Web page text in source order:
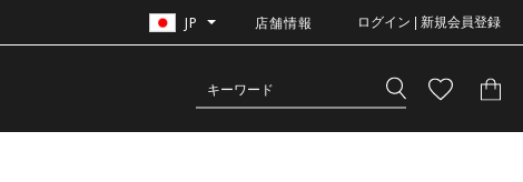
JP 店舗情報 ログイン | 新規会員登録